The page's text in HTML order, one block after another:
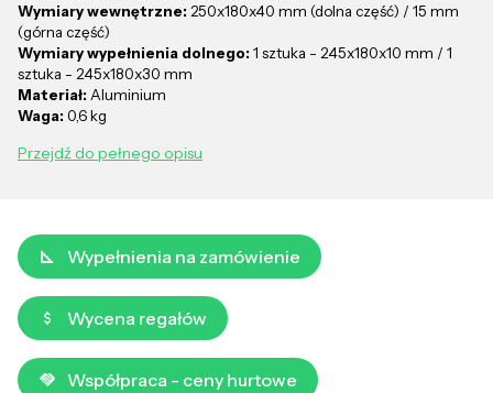
Wymiary wewnętrzne: 250x180x40 mm (dolna część) / 15 mm
(górna część)
Wymiary wypełnienia dolnego: 1 sztuka - 245x180x10 mm / 1
sztuka - 245x180x30 mm
Materiał: Aluminium
Waga: 0,6 kg
Przejdź do pełnego opisu
Wypełnienia na zamówienie
Wycena regałów
Współpraca - ceny hurtowe